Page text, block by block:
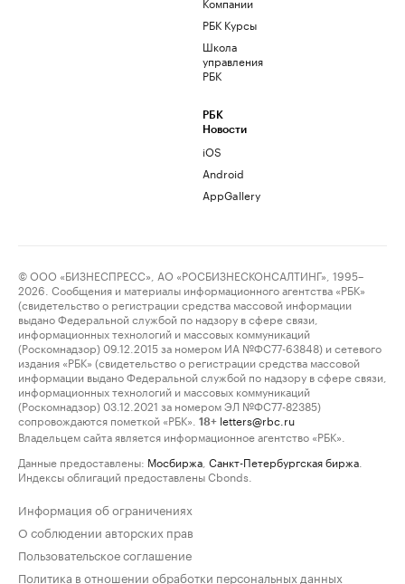
РБК Курсы
Школа
управления
РБК
РБК
Новости
iOS
Android
AppGallery
© ООО «БИЗНЕСПРЕСС», АО «РОСБИЗНЕСКОНСАЛТИНГ», 1995–
2026. Сообщения и материалы информационного агентства «РБК»
(свидетельство о регистрации средства массовой информации
выдано Федеральной службой по надзору в сфере связи,
информационных технологий и массовых коммуникаций
(Роскомнадзор) 09.12.2015 за номером ИА №ФС77-63848) и сетевого
издания «РБК» (свидетельство о регистрации средства массовой
информации выдано Федеральной службой по надзору в сфере связи,
информационных технологий и массовых коммуникаций
(Роскомнадзор) 03.12.2021 за номером ЭЛ №ФС77-82385)
сопровождаются пометкой «РБК».
18+ letters@rbc.ru
Владельцем сайта является информационное агентство «РБК».
Данные предоставлены: Мосбиржа Санкт-Петербургская биржа
Индексы облигаций предоставлены Cbonds.
Информация об ограничениях
О соблюдении авторских прав
Пользовательское соглашение
Политика в отношении обработки персональных данных